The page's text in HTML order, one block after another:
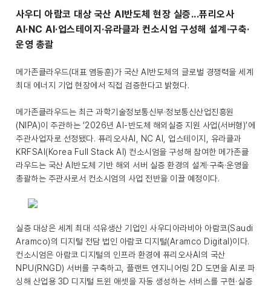
사우디 아람코 대상 국산 AI반도체 현장 실증...퓨리오사
AI·NC AI·업스테이지·유라클과 컨소시엄 구성해 설계·구축·
운영 총괄
메가존클라우드(대표 염동훈)가 국산 AI반도체의 글로벌 경쟁력을 세계
최대 에너지 기업 현장에서 직접 검증한다고 밝혔다.
메가존클라우드는 최근 과학기술정보통신부·정보통신산업진흥원
(NIPA)이 주관하는 ‘2026년 AI-반도체 해외실증 지원 사업(서버형)’에
주관사업자로 선정됐다. 퓨리오사AI, NC AI, 업스테이지, 유라클과
KRFSAI(Korea Full Stack AI) 컨소시엄을 구성해 참여한 메가존클
라우드는 국산 AI반도체 기반 해외 서버 실증 환경의 설계·구축·운영을
총괄하는 주관사로서 컨소시엄의 사업 전반을 이끌 예정이다.
실증 대상은 세계 최대 석유생산 기업인 사우디아라비아 아람코(Saudi
Aramco)의 디지털 전담 법인 아람코 디지털(Aramco Digital)이다.
컨소시엄은 아람코 디지털의 인프라 환경에 퓨리오사AI의 국산
NPU(RNGD) 서버를 구축하고, 플랜트 엔지니어링 2D 도면을 AI로 파
싱해 산업용 3D 디지털 트윈 애셋을 자동 생성하는 서비스를 구현·실증